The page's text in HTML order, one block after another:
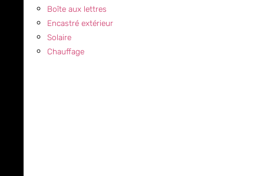
Boîte aux lettres
Encastré extérieur
Solaire
Chauffage